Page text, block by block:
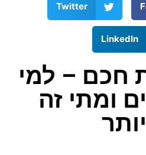
Twitter
LinkedIn
חכם – למי
ומתי זה